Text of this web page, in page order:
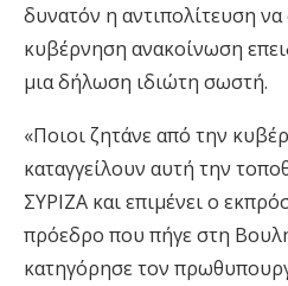
δυνατόν η αντιπολίτευση να
κυβέρνηση ανακοίνωση
μια δήλωση ιδιώτη σωστή.
«Ποιοι ζητάνε από την
καταγγείλουν αυτή την
ΣΥΡΙΖΑ και επιμένει ο
πρόεδρο που πήγε στη
κατηγόρησε τον